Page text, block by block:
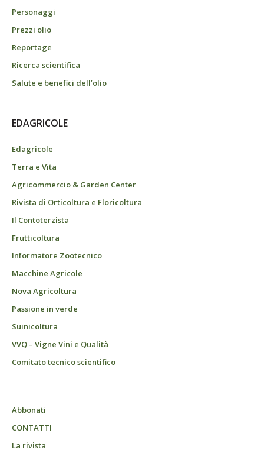
Personaggi
Prezzi olio
Reportage
Ricerca scientifica
Salute e benefici dell’olio
EDAGRICOLE
Edagricole
Terra e Vita
Agricommercio & Garden Center
Rivista di Orticoltura e Floricoltura
Il Contoterzista
Frutticoltura
Informatore Zootecnico
Macchine Agricole
Nova Agricoltura
Passione in verde
Suinicoltura
VVQ – Vigne Vini e Qualità
Comitato tecnico scientifico
Abbonati
CONTATTI
La rivista